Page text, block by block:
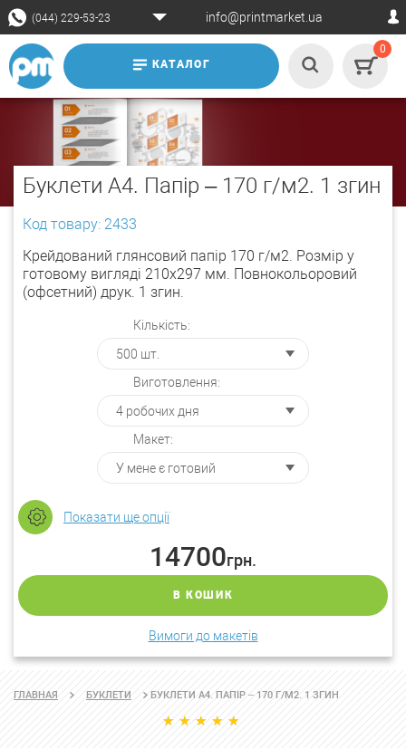
(044) 229-53-23 info@printmarket.ua
КАТАЛОГ
0
Буклети А4. Папір – 170 г/м2. 1 згин
Код товару: 2433
Крейдований глянсовий папір 170 г/м2. Розмір у
готовому вигляді 210х297 мм. Повнокольоровий
(офсетний) друк. 1 згин.
Кількість:
Виготовлення:
Макет:
Показати ще опції
14700грн.
В КОШИК
Вимоги до макетів
ГЛАВНАЯ БУКЛЕТИ БУКЛЕТИ А4. ПАПІР – 170 Г/М2. 1 ЗГИН